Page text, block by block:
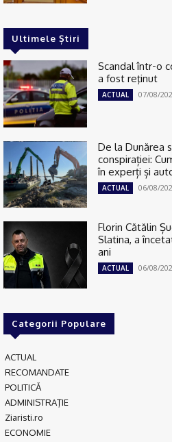
Ultimele Știri
Scandal într-o
a fost reţinut
ACTUAL 07/08/
De la Dunărea
conspirației:
în experți și
ACTUAL 06/08/
Florin Cătălin
Slatina, a
ani
ACTUAL 06/08/
Categorii Populare
ACTUAL
RECOMANDATE
POLITICĂ
ADMINISTRAŢIE
Ziaristi.ro
ECONOMIE